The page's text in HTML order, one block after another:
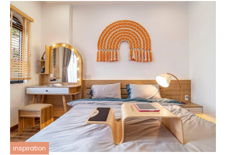
inspiration